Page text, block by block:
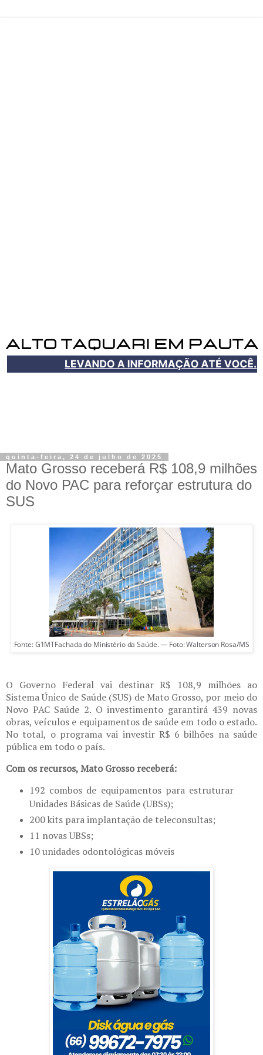
quinta-feira, 24 de julho de 2025
Mato Grosso receberá R$ 108,9 milhões
do Novo PAC para reforçar estrutura do
SUS
Fonte: G1MTFachada do Ministério da Saúde. — Foto: Walterson Rosa/MS
O Governo Federal vai destinar R$ 108,9 milhões ao
Sistema Único de Saúde (SUS) de Mato Grosso, por meio do
Novo PAC Saúde 2. O investimento garantirá 439 novas
obras, veículos e equipamentos de saúde em todo o estado.
No total, o programa vai investir R$ 6 bilhões na saúde
pública em todo o país.
Com os recursos, Mato Grosso receberá:
192 combos de equipamentos para estruturar
Unidades Básicas de Saúde (UBSs);
200 kits para implantação de teleconsultas;
11 novas UBSs;
10 unidades odontológicas móveis